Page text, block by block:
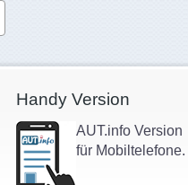
Handy Version
AUT.info Version
für Mobiltelefone.